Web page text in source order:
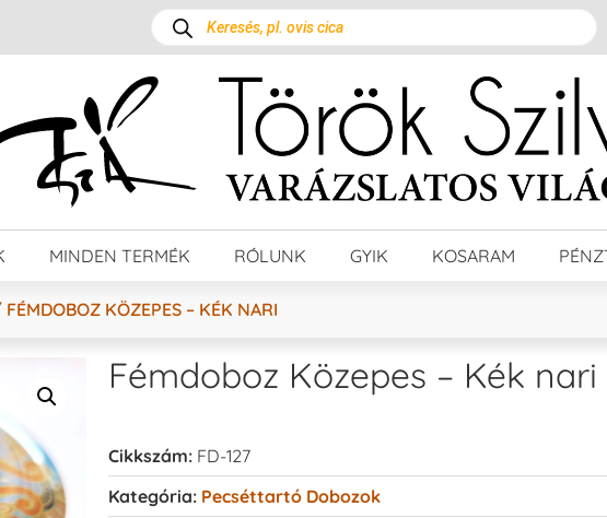
MINDEN TERMÉK RÓLUNK GYIK KOSARAM
KÖZEPES – KÉK NARI
Fémdoboz Közepes – Kék nari
Cikkszám: FD-127
Kategória: Pecséttartó Dobozok